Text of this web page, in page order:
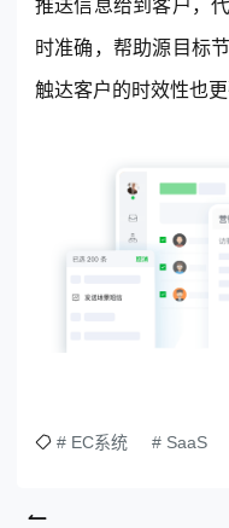
推送信息给到客户，
时准确，帮助源目标
触达客户的时效性也更
# EC系统 # SaaS